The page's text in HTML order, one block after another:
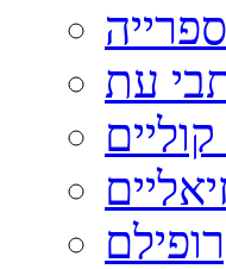
ספרייה
עת